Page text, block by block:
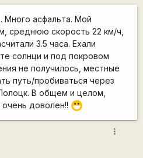
Много асфальта. Мой
среднюю скорость 22 км/ч,
3.5 часа. Ехали
солнци и под покровом
не получилось, местные
путь/пробиваться через
В общем и целом,
очень доволен!! :D
more_vert